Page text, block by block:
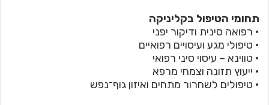
תחומי הטיפול בקליניקה
• רפואה סינית ודיקור יפני
• טיפולי מגע ועיסויים רפואיים
• טווינא – עיסוי סיני רפואי
• ייעוץ תזונה וצמחי מרפא
• טיפולים לשחרור מתחים ואיזון גוף־נפש